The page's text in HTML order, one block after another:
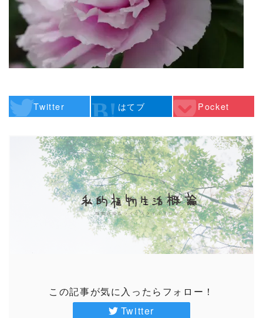
Twitter はてブ Pocket
この記事が気に入ったらフォロー！
Twitter